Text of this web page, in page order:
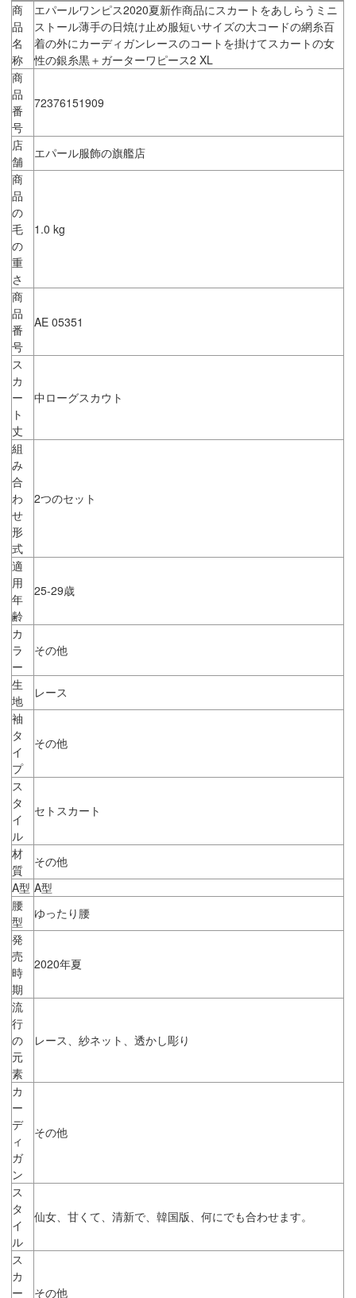
商
品
名
称
エパールワンピス2020夏新作商品にスカートをあしらうミニ
ストール薄手の日焼け止め服短いサイズの大コードの網糸百
着の外にカーディガンレースのコートを掛けてスカートの女
性の銀糸黒＋ガーターワピース2 XL
商
品
番
号
72376151909
店
舗
エパール服飾の旗艦店
商
品
の
毛
の
重
さ
1.0 kg
商
品
番
号
AE 05351
ス
カ
ー
ト
丈
中ローグスカウト
組
み
合
わ
せ
形
式
2つのセット
適
用
年
齢
25-29歳
カ
ラ
ー
その他
生
地
レース
袖
タ
イ
プ
その他
ス
タ
イ
ル
セトスカート
材
質
その他
A型 A型
腰
型
ゆったり腰
発
売
時
期
2020年夏
流
行
の
元
素
レース、紗ネット、透かし彫り
カ
ー
デ
ィ
ガ
ン
その他
ス
タ
イ
ル
仙女、甘くて、清新で、韓国版、何にでも合わせます。
ス
カ
ー
その他